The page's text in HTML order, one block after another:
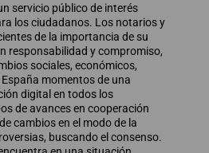
servicio público de interés
los ciudadanos. Los notarios y
de la importancia de su
responsabilidad y compromiso,
sociales, económicos,
momentos de una
digital en todos los
de avances en cooperación
cambios en el modo de la
buscando el consenso.